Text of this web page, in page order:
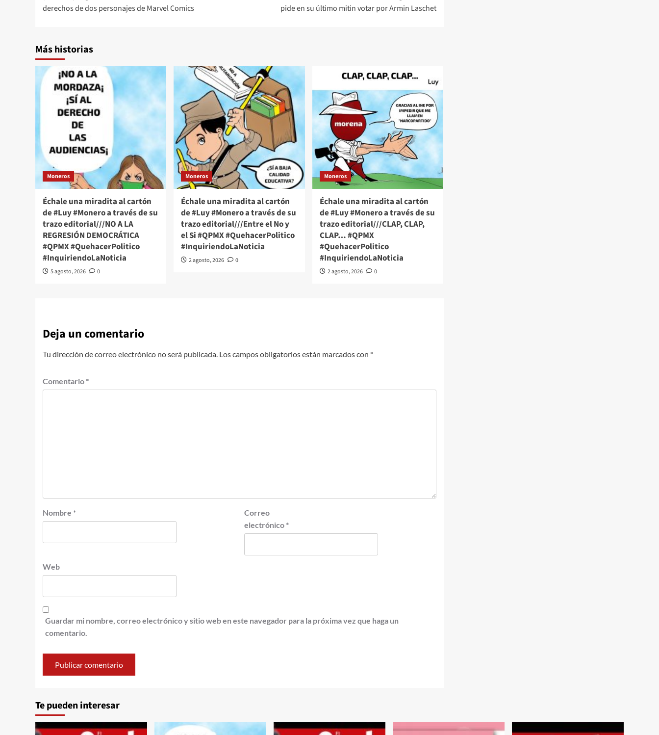
derechos de dos personajes de Marvel Comics
pide en su último mitin votar por Armin Laschet
Más historias
Moneros
Échale una miradita al cartón
de #Luy #Monero a través de su
trazo editorial///NO A LA
REGRESIÓN DEMOCRÁTICA
#QPMX #QuehacerPolitico
#InquiriendoLaNoticia
5 agosto, 2026 0
Moneros
Échale una miradita al cartón
de #Luy #Monero a través de su
trazo editorial///Entre el No y
el Si #QPMX #QuehacerPolitico
#InquiriendoLaNoticia
2 agosto, 2026 0
Moneros
Échale una miradita al cartón
de #Luy #Monero a través de su
trazo editorial///CLAP, CLAP,
CLAP… #QPMX
#QuehacerPolitico
#InquiriendoLaNoticia
2 agosto, 2026 0
Deja un comentario
Tu dirección de correo electrónico no será publicada. Los campos obligatorios están marcados con *
Comentario *
Nombre *
Correo
electrónico *
Web
Guardar mi nombre, correo electrónico y sitio web en este navegador para la próxima vez que haga un
comentario.
Te pueden interesar